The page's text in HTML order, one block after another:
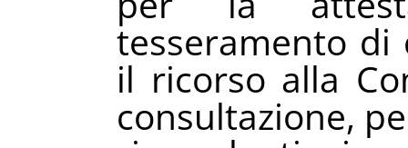
tesseramento
il ricorso alla
consultazione,